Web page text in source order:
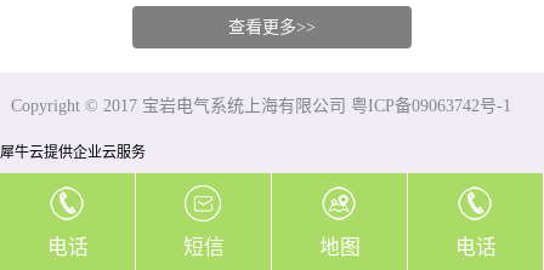
查看更多>>
Copyright © 2017 宝岩电气系统上海有限公司 粤ICP备09063742号-1
犀牛云提供企业云服务
电话 短信 地图 电话